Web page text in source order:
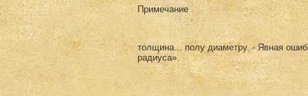
Примечание
толщина... полу диаметру. - Явная
радиуса».